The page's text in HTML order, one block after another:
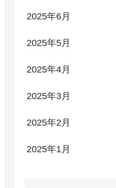
2025年6月
2025年5月
2025年4月
2025年3月
2025年2月
2025年1月